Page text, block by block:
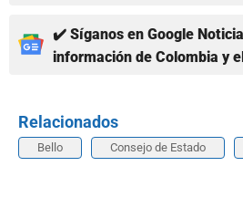
✔️ Síganos en Google
información de Colombia y
Relacionados
Bello Consejo de Estado